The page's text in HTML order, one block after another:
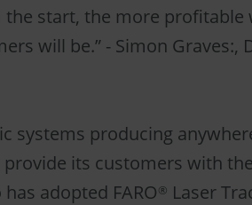
start, the more profitable
will be.” - Simon Graves:,
systems producing
its customers with
adopted FARO® Laser